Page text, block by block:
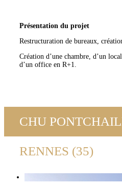
Présentation du projet
Restructuration de bureaux,
Création d’une chambre, d’un
d’un office en R+1.
CHU
RENNES (35)